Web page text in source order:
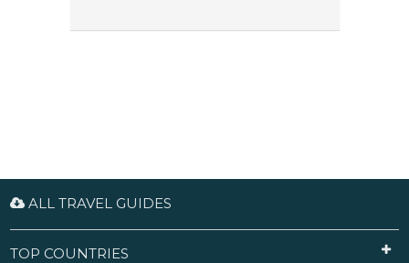
ALL TRAVEL GUIDES
TOP COUNTRIES